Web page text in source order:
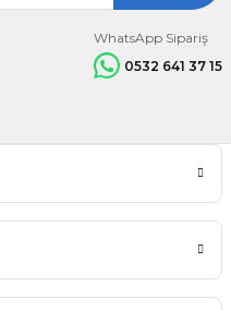
WhatsApp Sipariş
0532 641 37 15